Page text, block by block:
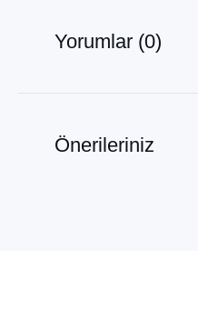
Yorumlar (0)
Önerileriniz